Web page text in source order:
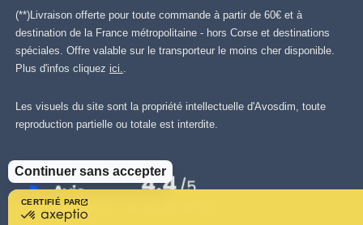
CERTIFIÉ PAR
Continuer sans accepter
(**)Livraison offerte pour toute commande à partir de 60€ et à
destination de la France métropolitaine - hors Corse et destinations
spéciales. Offre valable sur le transporteur le moins cher disponible.
Plus d'infos cliquez ici.
Les visuels du site sont la propriété intellectuelle d'Avosdim, toute
reproduction partielle ou totale est interdite.